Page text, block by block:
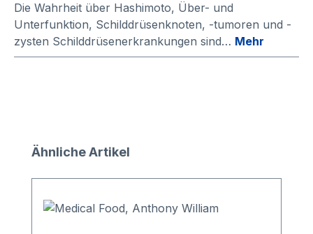
Die Wahrheit über Hashimoto, Über- und
Unterfunktion, Schilddrüsenknoten, -tumoren und -
zysten Schilddrüsenerkrankungen sind… Mehr
Produktgalerie überspringen
Ähnliche Artikel